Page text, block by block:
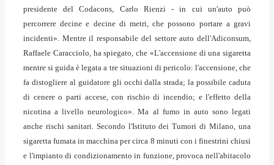
presidente del Codacons, Carlo Rienzi - in cui un'auto può
percorrere decine e decine di metri, che possono portare a gravi
incidenti». Mentre il responsabile del settore auto dell'Adiconsum,
Raffaele Caracciolo, ha spiegato, che «L'accensione di una sigaretta
mentre si guida è legata a tre situazioni di pericolo: l'accensione, che
fa distogliere al guidatore gli occhi dalla strada; la possibile caduta
di cenere o parti accese, con rischio di incendio; e l'effetto della
nicotina a livello neurologico». Ma al fumo in auto sono legati
anche rischi sanitari. Secondo l'Istituto dei Tumori di Milano, una
sigaretta fumata in macchina per circa 8 minuti con i finestrini chiusi
e l'impianto di condizionamento in funzione, provoca nell'abitacolo